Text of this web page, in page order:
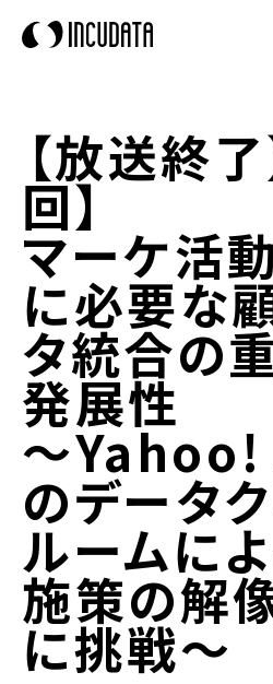
【放送終了
回】
マーケ活
に必要な
タ統合の
発展性
～Yahoo!
のデータ
ルームに
施策の解
に挑戦～